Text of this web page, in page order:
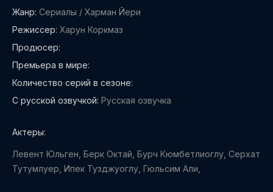
Жанр: Сериалы / Харман Йери
Режиссер: Харун Коркмаз
Продюсер:
Премьера в мире:
Количество серий в сезоне:
С русской озвучкой: Русская озвучка
Актеры:
Левент Юльген, Берк Октай, Бурч Кюмбетлиоглу, Серхат
Тутумлуер, Ипек Тузджуоглу, Гюльсим Али,